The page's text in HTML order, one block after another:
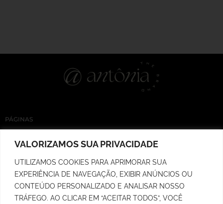
VALORIZAMOS SUA PRIVACIDADE
UTILIZAMOS COOKIES PARA APRIMORAR SUA
EXPERIÊNCIA DE NAVEGAÇÃO, EXIBIR ANÚNCIOS OU
CONTEÚDO PERSONALIZADO E ANALISAR NOSSO
TRÁFEGO. AO CLICAR EM “ACEITAR TODOS”, VOCÊ
PÁGINAS
Embaixadoras
Loja
Cupons
Rastreio de Pedidos
Prazo de Postagem
Política de Troca
NOSSAS REDES